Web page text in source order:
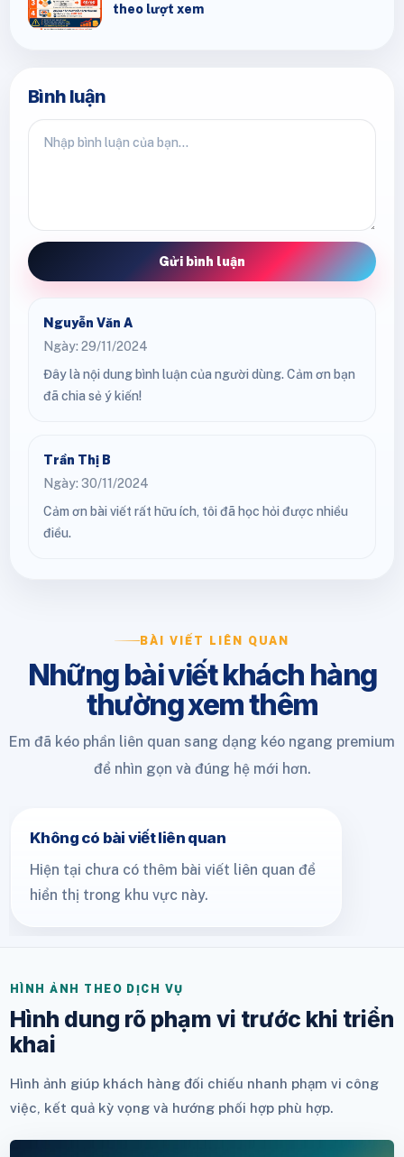
theo lượt xem
Bình luận
Gửi bình luận
Nguyễn Văn A
Ngày: 29/11/2024
Đây là nội dung bình luận của người dùng. Cảm ơn bạn
đã chia sẻ ý kiến!
Trần Thị B
Ngày: 30/11/2024
Cảm ơn bài viết rất hữu ích, tôi đã học hỏi được nhiều
điều.
BÀI VIẾT LIÊN QUAN
Những bài viết khách hàng
thường xem thêm
Em đã kéo phần liên quan sang dạng kéo ngang premium
để nhìn gọn và đúng hệ mới hơn.
Không có bài viết liên quan
Hiện tại chưa có thêm bài viết liên quan để
hiển thị trong khu vực này.
HÌNH ẢNH THEO DỊCH VỤ
Hình dung rõ phạm vi trước khi triển
khai
Hình ảnh giúp khách hàng đối chiếu nhanh phạm vi công
việc, kết quả kỳ vọng và hướng phối hợp phù hợp.